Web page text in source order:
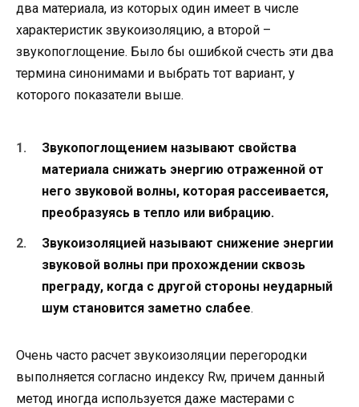
два материала, из которых один имеет в числе
характеристик звукоизоляцию, а второй –
звукопоглощение. Было бы ошибкой счесть эти два
термина синонимами и выбрать тот вариант, у
которого показатели выше.
Звукопоглощением называют свойства
материала снижать энергию отраженной от
него звуковой волны, которая рассеивается,
преобразуясь в тепло или вибрацию.
Звукоизоляцией называют снижение энергии
звуковой волны при прохождении сквозь
преграду, когда с другой стороны неударный
шум становится заметно слабее.
Очень часто расчет звукоизоляции перегородки
выполняется согласно индексу Rw, причем данный
метод иногда используется даже мастерами с